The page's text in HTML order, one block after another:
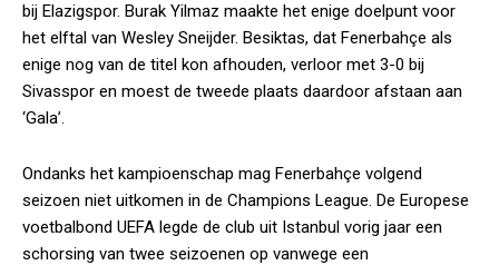
bij Elazigspor. Burak Yilmaz maakte het enige doelpunt voor
het elftal van Wesley Sneijder. Besiktas, dat Fenerbahçe als
enige nog van de titel kon afhouden, verloor met 3-0 bij
Sivasspor en moest de tweede plaats daardoor afstaan aan
‘Gala’.
Ondanks het kampioenschap mag Fenerbahçe volgend
seizoen niet uitkomen in de Champions League. De Europese
voetbalbond UEFA legde de club uit Istanbul vorig jaar een
schorsing van twee seizoenen op vanwege een